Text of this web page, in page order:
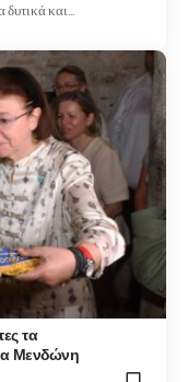
και…
τα
Μενδώνη